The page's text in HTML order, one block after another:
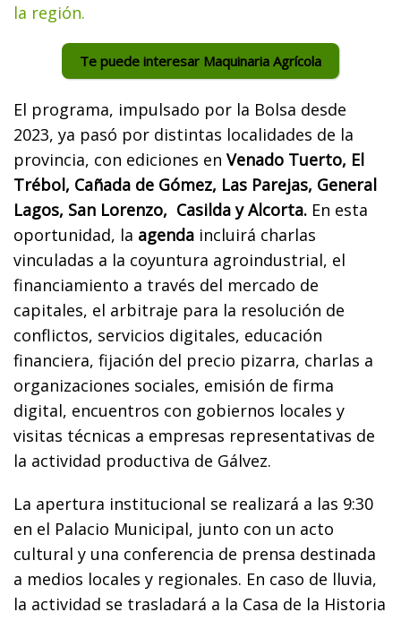
la región.
Te puede interesar Maquinaria Agrícola
El programa, impulsado por la Bolsa desde
2023, ya pasó por distintas localidades de la
provincia, con ediciones en Venado Tuerto, El
Trébol, Cañada de Gómez, Las Parejas, General
Lagos, San Lorenzo, Casilda y Alcorta. En esta
oportunidad, la agenda incluirá charlas
vinculadas a la coyuntura agroindustrial, el
financiamiento a través del mercado de
capitales, el arbitraje para la resolución de
conflictos, servicios digitales, educación
financiera, fijación del precio pizarra, charlas a
organizaciones sociales, emisión de firma
digital, encuentros con gobiernos locales y
visitas técnicas a empresas representativas de
la actividad productiva de Gálvez.
La apertura institucional se realizará a las 9:30
en el Palacio Municipal, junto con un acto
cultural y una conferencia de prensa destinada
a medios locales y regionales. En caso de lluvia,
la actividad se trasladará a la Casa de la Historia